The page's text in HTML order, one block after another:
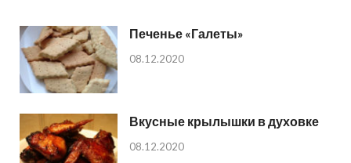
Печенье «Галеты»
08.12.2020
Вкусные крылышки в духовке
08.12.2020